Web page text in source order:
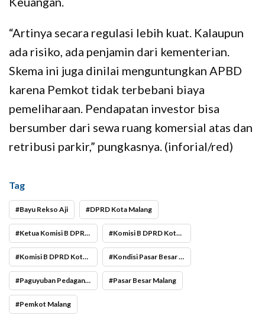
“Artinya secara regulasi lebih kuat. Kalaupun
ada risiko, ada penjamin dari kementerian.
Skema ini juga dinilai menguntungkan APBD
karena Pemkot tidak terbebani biaya
pemeliharaan. Pendapatan investor bisa
bersumber dari sewa ruang komersial atas dan
retribusi parkir,” pungkasnya. (inforial/red)
Tag
Bayu Rekso Aji DPRD Kota Malang
Ketua Komisi B DPRD Kota Malang Bayu Rekso Aji Komisi B DPRD Kota Malang
Komisi B DPRD Kota Malang Dialog dengan Perwakilan Pedagang Pasar Besar Kondisi Pasar Besar Malang
Paguyuban Pedagang Pasar Besar Malang Pasar Besar Malang
Pemkot Malang